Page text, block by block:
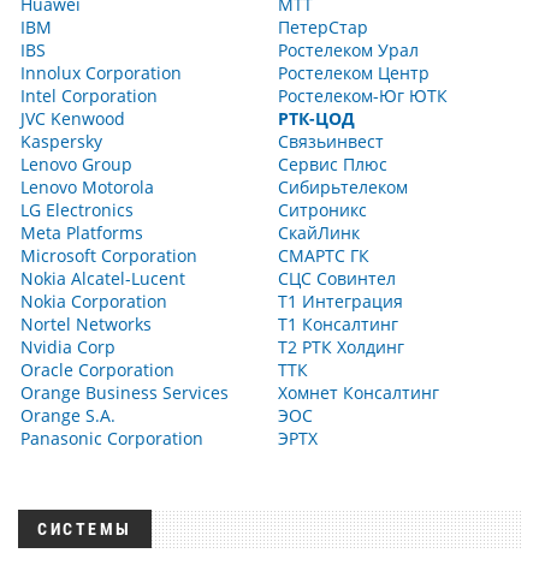
IBM
IBS
Innolux Corporation
Intel Corporation
JVC Kenwood
Kaspersky
Lenovo Group
Lenovo Motorola
LG Electronics
Meta Platforms
Microsoft Corporation
Nokia Alcatel-Lucent
Nokia Corporation
Nortel Networks
Nvidia Corp
Oracle Corporation
Orange Business Services
Orange S.A.
Panasonic Corporation
ПетерСтар
Ростелеком Урал
Ростелеком Центр
Ростелеком-Юг ЮТК
РТК-ЦОД
Связьинвест
Сервис Плюс
Сибирьтелеком
Ситроникс
СкайЛинк
СМАРТС ГК
СЦС Совинтел
Т1 Интеграция
Т1 Консалтинг
Т2 РТК Холдинг
ТТК
Хомнет Консалтинг
ЭОС
ЭРТХ
СИСТЕМЫ